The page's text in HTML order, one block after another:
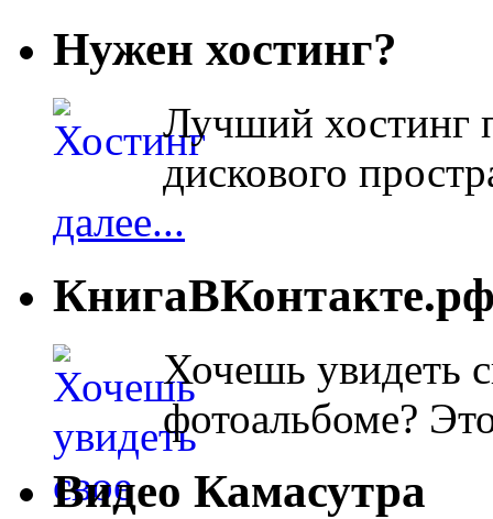
Нужен хостинг?
Лучший хостинг
дискового
далее...
Хочешь увидеть
фотоальбоме?
Видео Камасутра